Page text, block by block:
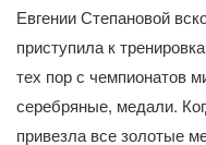
Евгении Степановой
приступила к
тех пор с чемпионатов
серебряные, медали.
привезла все золотые